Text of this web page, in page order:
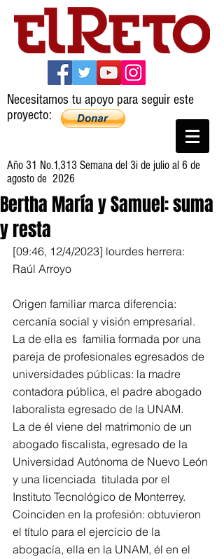
Necesitamos tu apoyo para seguir este
proyecto:
Año 31 No.1,313 Semana del 3i de julio al 6 de
agosto de 2026
Bertha María y Samuel: suma
y resta
[09:46, 12/4/2023] lourdes herrera:
Raúl Arroyo
Origen familiar marca diferencia:
cercanía social y visión empresarial.
La de ella es  familia formada por una
pareja de profesionales egresados de
universidades públicas: la madre
contadora pública, el padre abogado
laboralista egresado de la UNAM.
La de él viene del matrimonio de un
abogado fiscalista, egresado de la
Universidad Autónoma de Nuevo León
y una licenciada  titulada por el
Instituto Tecnológico de Monterrey.
Coinciden en la profesión: obtuvieron
el título para el ejercicio de la
abogacía, ella en la UNAM, él en el